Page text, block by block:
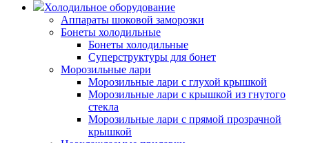
Холодильное оборудование
Аппараты шоковой заморозки
Бонеты холодильные
Бонеты холодильные
Суперструктуры для бонет
Морозильные лари
Морозильные лари с глухой крышкой
Морозильные лари с крышкой из гнутого
стекла
Морозильные лари с прямой прозрачной
крышкой